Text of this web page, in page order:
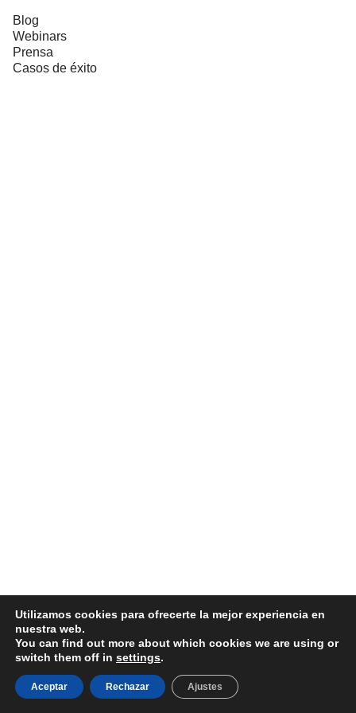
Blog
Webinars
Prensa
Casos de éxito
Utilizamos cookies para ofrecerte la mejor experiencia en
nuestra web.
You can find out more about which cookies we are using or
switch them off in settings.
Aceptar Rechazar Ajustes